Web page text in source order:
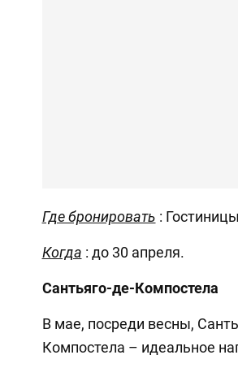
Где бронировать :
Когда : до 30 апреля.
Сантьяго-де-Компостела
В мае, посреди весны,
Компостела – идеальное